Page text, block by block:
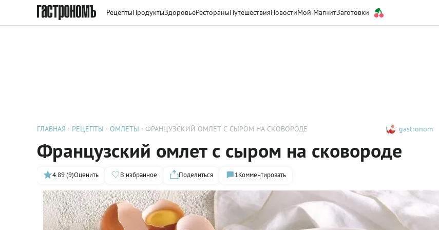
РецептыПродуктыЗдоровьеРестораныПутешествияНовостиМой МагнитЗаготовки
ГЛАВНАЯ РЕЦЕПТЫ ОМЛЕТЫ ФРАНЦУЗСКИЙ ОМЛЕТ С СЫРОМ НА СКОВОРОДЕ gastronom
Французский омлет с сыром на сковороде
4.89 (9)Оценить В избранное Поделиться 1Комментировать